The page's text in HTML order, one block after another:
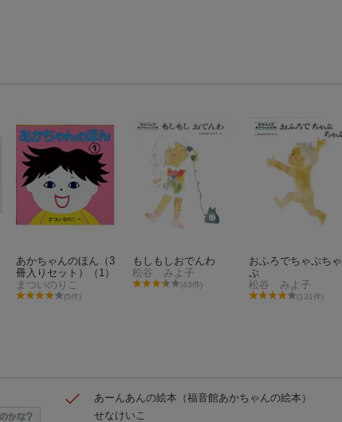
あかちゃんのほん（3
冊入りセット）（1）
まついのりこ
(5件)
もしもしおでんわ
松谷 みよ子
(43件)
おふろでちゃぷちゃ
ぷ
松谷 みよ子
(131件)
あーんあんの絵本 （福音館あかちゃんの絵本）
せなけいこ